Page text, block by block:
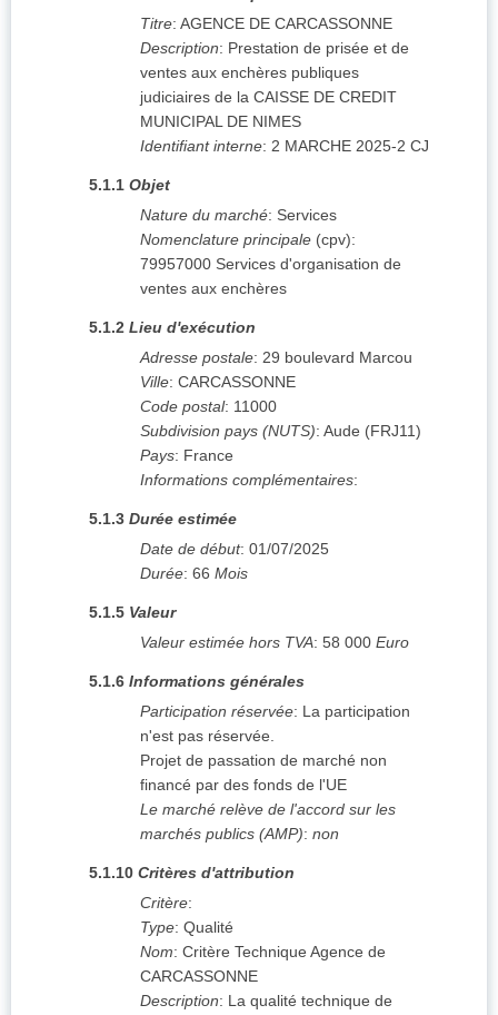
Titre: AGENCE DE CARCASSONNE
Description: Prestation de prisée et de
ventes aux enchères publiques
judiciaires de la CAISSE DE CREDIT
MUNICIPAL DE NIMES
Identifiant interne: 2 MARCHE 2025-2 CJ
5.1.1 Objet
Nature du marché: Services
Nomenclature principale (cpv):
79957000 Services d'organisation de
ventes aux enchères
5.1.2 Lieu d'exécution
Adresse postale: 29 boulevard Marcou
Ville: CARCASSONNE
Code postal: 11000
Subdivision pays (NUTS): Aude (FRJ11)
Pays: France
Informations complémentaires:
5.1.3 Durée estimée
Date de début: 01/07/2025
Durée: 66 Mois
5.1.5 Valeur
Valeur estimée hors TVA: 58 000 Euro
5.1.6 Informations générales
Participation réservée: La participation
n'est pas réservée.
Projet de passation de marché non
financé par des fonds de l'UE
Le marché relève de l'accord sur les
marchés publics (AMP): non
5.1.10 Critères d'attribution
Critère:
Type: Qualité
Nom: Critère Technique Agence de
CARCASSONNE
Description: La qualité technique de